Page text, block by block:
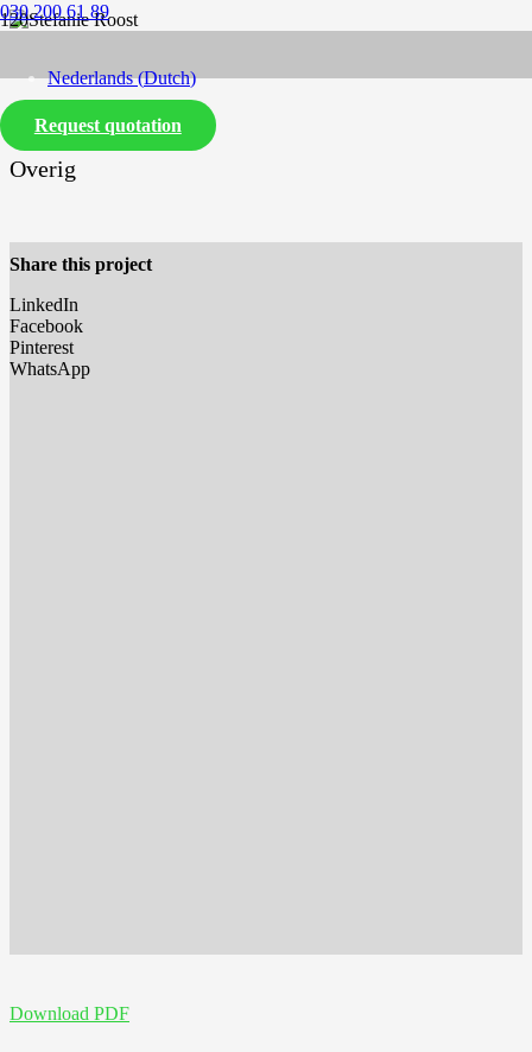
030 200 61 89
Nederlands(Dutch)
English
Request quotation
Overig
Share this project
LinkedIn
Facebook
Pinterest
WhatsApp
Download PDF